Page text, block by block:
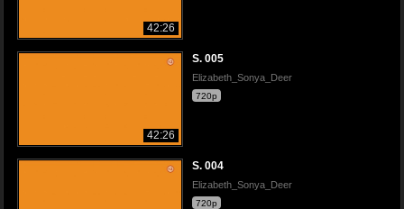
42:26
42:26
S. 005
Elizabeth_Sonya_Deer
720p
S. 004
Elizabeth_Sonya_Deer
720p